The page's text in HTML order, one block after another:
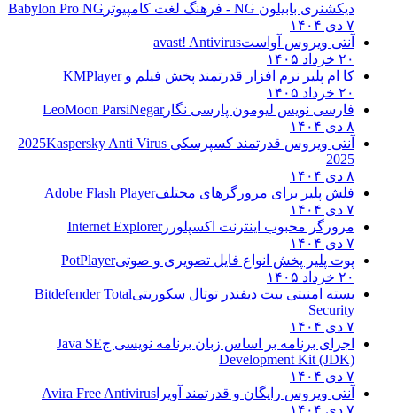
دیکشنری بابیلون NG - فرهنگ لغت کامپیوتر
Babylon Pro NG
۷ دی ۱۴۰۴
آنتی ویروس آواستavast! Antivirus
۲۰ خرداد ۱۴۰۵
کا ام پلیر نرم افزار قدرتمند پخش فیلم وKMPlayer
۲۰ خرداد ۱۴۰۵
فارسی نویس لیومون پارسی نگارLeoMoon ParsiNegar
۸ دی ۱۴۰۴
آنتی ویروس قدرتمند کسپرسکی 2025 Kaspersky Anti Virus
2025
۸ دی ۱۴۰۴
فلش پلیر برای مرورگرهای مختلفAdobe Flash Player
۷ دی ۱۴۰۴
مرورگر محبوب اینترنت اکسپلوررInternet Explorer
۷ دی ۱۴۰۴
پوت پلیر پخش انواع فایل تصویری و صوتیPotPlayer
۲۰ خرداد ۱۴۰۵
بسته امنیتی بیت دیفندر توتال سکوریتیBitdefender Total
Security
۷ دی ۱۴۰۴
اجرای برنامه بر اساس زبان برنامه نویسی جJava SE
Development Kit (JDK)
۷ دی ۱۴۰۴
آنتی ویروس رایگان و قدرتمند آویرا Avira Free Antivirus